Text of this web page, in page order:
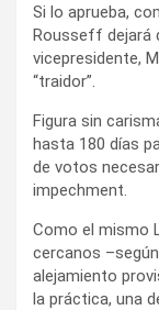
Si lo aprueba,
Rousseff dejará
vicepresidente,
“traidor”.
Figura sin
hasta 180 días
de votos
impechment.
Como el mismo
cercanos
alejamiento
la práctica, una